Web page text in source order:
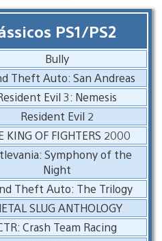
PS1/PS2
Bully
Theft Auto: San Andreas
Evil 3: Nemesis
Resident Evil 2
KING OF FIGHTERS 2000
Symphony of the
Night
Theft Auto: The Trilogy
SLUG ANTHOLOGY
Crash Team Racing